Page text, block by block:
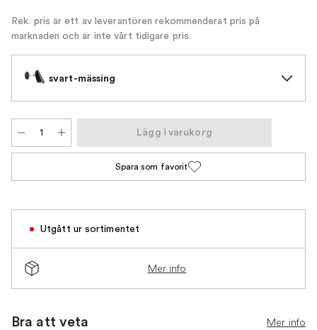
Rek. pris är ett av leverantören rekommenderat pris på
marknaden och är inte vårt tidigare pris.
svart-mässing
Lägg i varukorg
Spara som favorit
Utgått ur sortimentet
Mer info
Bra att veta Mer info